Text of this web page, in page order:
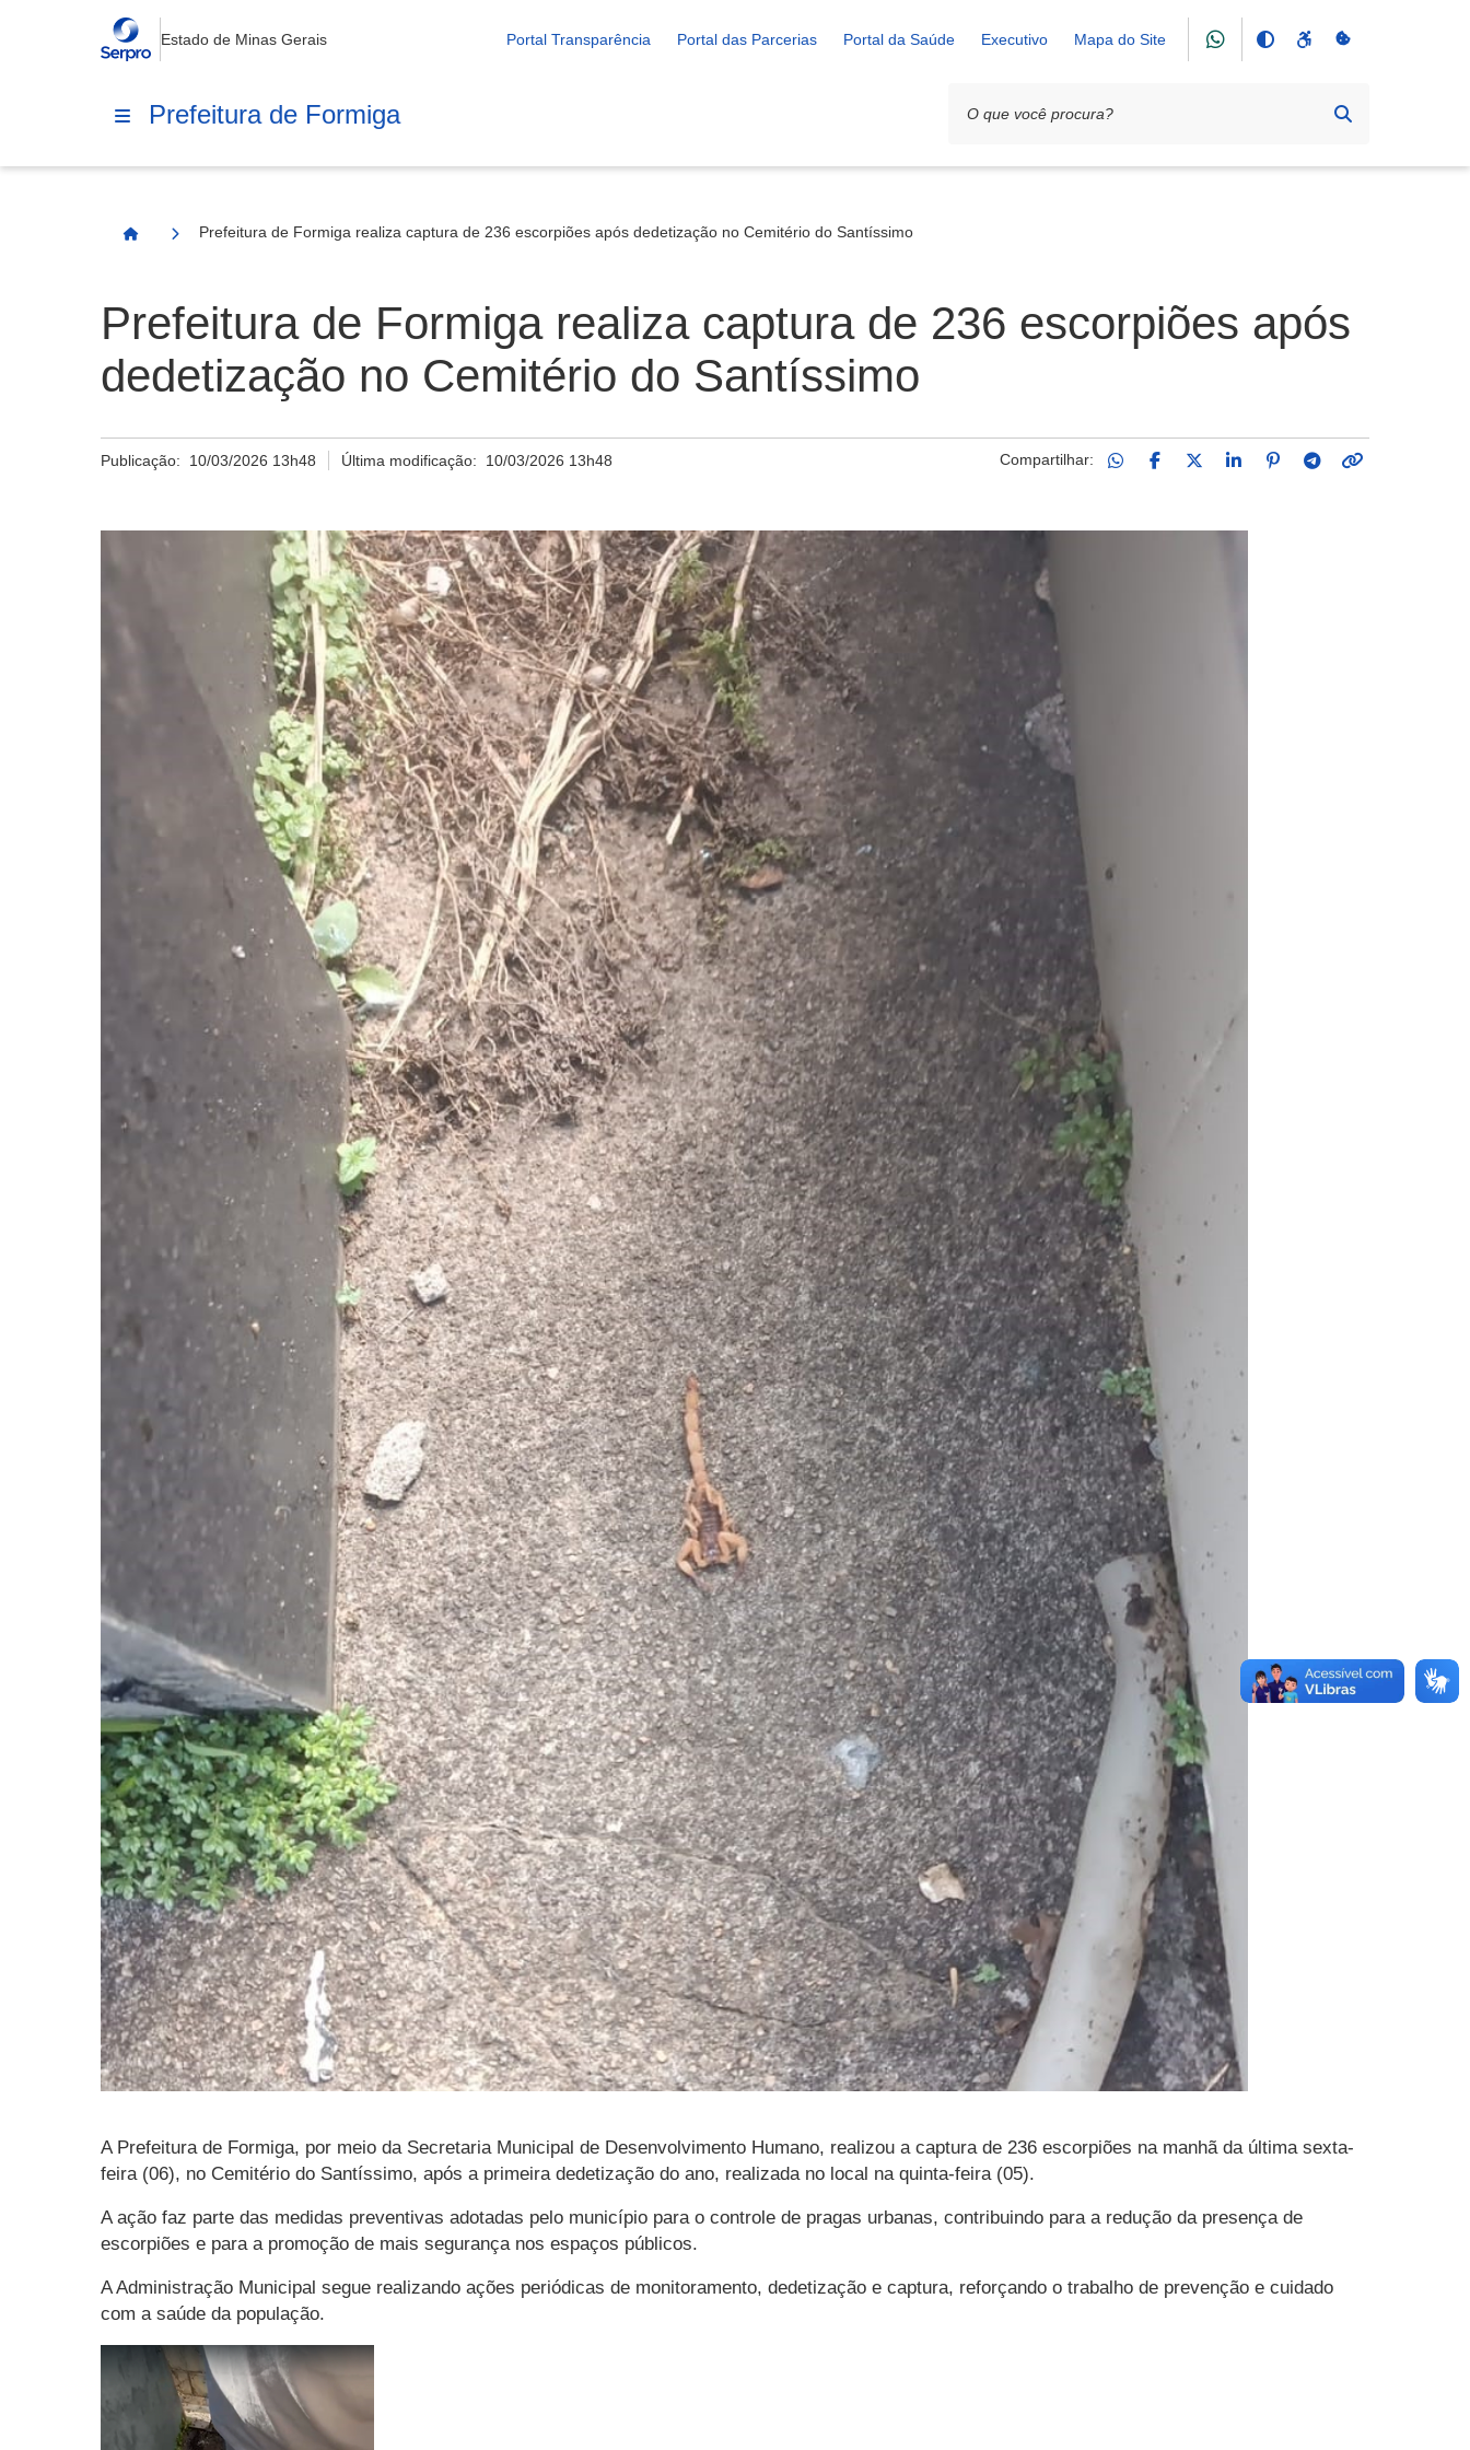
Estado de Minas Gerais Portal Transparência Portal das Parcerias Portal da Saúde Executivo Mapa do Site
Prefeitura de Formiga
Página Inicial
Prefeitura de Formiga realiza captura de 236 escorpiões após dedetização no Cemitério do Santíssimo
Prefeitura de Formiga realiza captura de 236 escorpiões após
dedetização no Cemitério do Santíssimo
Publicação: 10/03/2026 13h48 Última modificação: 10/03/2026 13h48 Compartilhar:
A Prefeitura de Formiga, por meio da Secretaria Municipal de Desenvolvimento Humano, realizou a captura de 236 escorpiões na manhã da última sexta-
feira (06), no Cemitério do Santíssimo, após a primeira dedetização do ano, realizada no local na quinta-feira (05).
A ação faz parte das medidas preventivas adotadas pelo município para o controle de pragas urbanas, contribuindo para a redução da presença de
escorpiões e para a promoção de mais segurança nos espaços públicos.
A Administração Municipal segue realizando ações periódicas de monitoramento, dedetização e captura, reforçando o trabalho de prevenção e cuidado
com a saúde da população.